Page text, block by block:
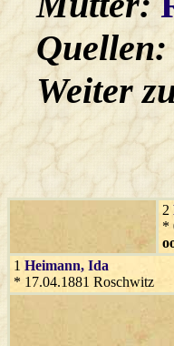
Quellen:
Weiter
2
*
1 Heimann, Ida
* 17.04.1881 Roschwitz